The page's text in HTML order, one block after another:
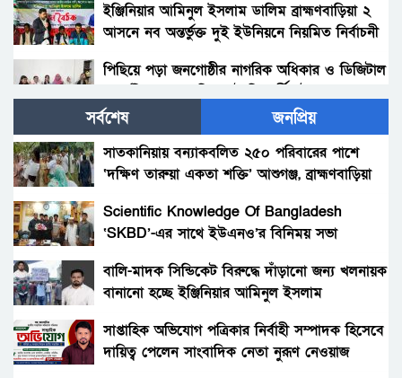
ইঞ্জিনিয়ার আমিনুল ইসলাম ডালিম ব্রাহ্মণবাড়িয়া ২
আসনে নব অন্তর্ভুক্ত দুই ইউনিয়নে নিয়মিত নির্বাচনী
পিছিয়ে পড়া জনগোষ্ঠীর নাগরিক অধিকার ও ডিজিটাল
সবজির বাজারে স্বস্তি, স্থিতিশীল মাছ ও মাংসের দাম
হয়রানি, মাহমুদুল কবির নয়ন ও বিপ্লবের শেষ
কোথায়?
স্মৃতি পদক-২০২৪”প্রদান
প্রায় অর্ধ শতাব্দী পরে বিরল এক সূর্যগ্রহণের সাক্ষী
হতে চলেছে বিশ্ব
ফোল্ডিং ফোন আনতে যাচ্ছে ‘অ্যাপল’
সর্বশেষ জনপ্রিয়
সাতকানিয়ায় বন্যাকবলিত ২৫০ পরিবারের পাশে
‘দক্ষিণ তারুয়া একতা শক্তি’ আশুগঞ্জ, ব্রাহ্মণবাড়িয়া
Scientific Knowledge Of Bangladesh
‘SKBD’-এর সাথে ইউএনও’র বিনিময় সভা
বালি-মাদক সিন্ডিকেট বিরুদ্ধে দাঁড়ানো জন্য খলনায়ক
বানানো হচ্ছে ইঞ্জিনিয়ার আমিনুল ইসলাম
সাপ্তাহিক অভিযোগ পত্রিকার নির্বাহী সম্পাদক হিসেবে
দায়িত্ব পেলেন সাংবাদিক নেতা নুরূণ নেওয়াজ